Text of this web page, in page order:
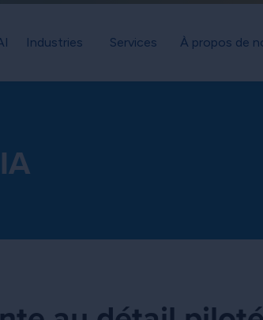
Industries Services À propos de